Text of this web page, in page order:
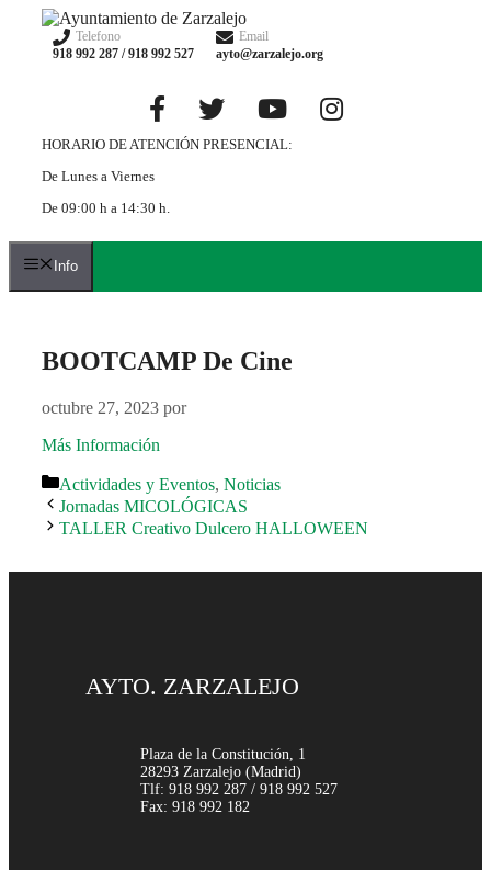
Saltar
contenido
Telefono
918 992 287 / 918 992 527
Email
ayto@zarzalejo.org
HORARIO DE ATENCIÓN PRESENCIAL:
De Lunes a Viernes
De 09:00 h a 14:30 h.
Info
BOOTCAMP De Cine
octubre 27, 2023 por
Más Información
Categorías
Actividades y Eventos, Noticias
Jornadas MICOLÓGICAS
TALLER Creativo Dulcero HALLOWEEN
AYTO. ZARZALEJO
Plaza de la Constitución, 1
28293 Zarzalejo (Madrid)
Tlf: 918 992 287 / 918 992 527
Fax: 918 992 182